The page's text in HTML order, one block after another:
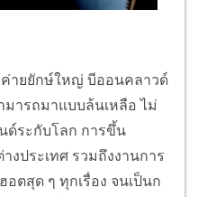
ายยักษ์ใหญ่ บีออนคลาวด์
ารถมาแบบล้นเหลือ ไม่
ด์ระกับโลก การขึ้น
งประเทศ รวมถึงงานการ
ตสุด ๆ ทุกเรื่อง จนเป็นก